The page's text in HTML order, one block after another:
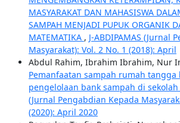
MASYARAKAT DAN MAHASISWA
SAMPAH MENJADI PUPUK ORGANIK
MATEMATIKA , J-ABDIPAMAS (Jurnal
Masyarakat): Vol. 2 No. 1 (2018): April
Abdul Rahim, Ibrahim Ibrahim, Nur
Pemanfaatan sampah rumah tangga
pengelolaan bank sampah di sekolah
(Jurnal Pengabdian Kepada
(2020): April 2020